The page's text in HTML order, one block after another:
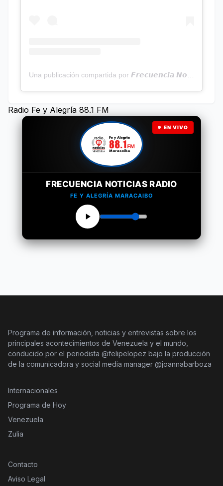
Radio Fe y Alegría 88.1 FM
EN VIVO
FRECUENCIA NOTICIAS RADIO
FE Y ALEGRÍA MARACAIBO
Programa de información, noticias y entrevistas sobre los
principales acontecimientos de Venezuela y el mundo,
conducido por el periodista @felipelopez bajo la producción
de la comunicadora y social media manager @joannabarboza
Internacionales
Programa de Hoy
Venezuela
Zulia
Contacto
Aviso Legal